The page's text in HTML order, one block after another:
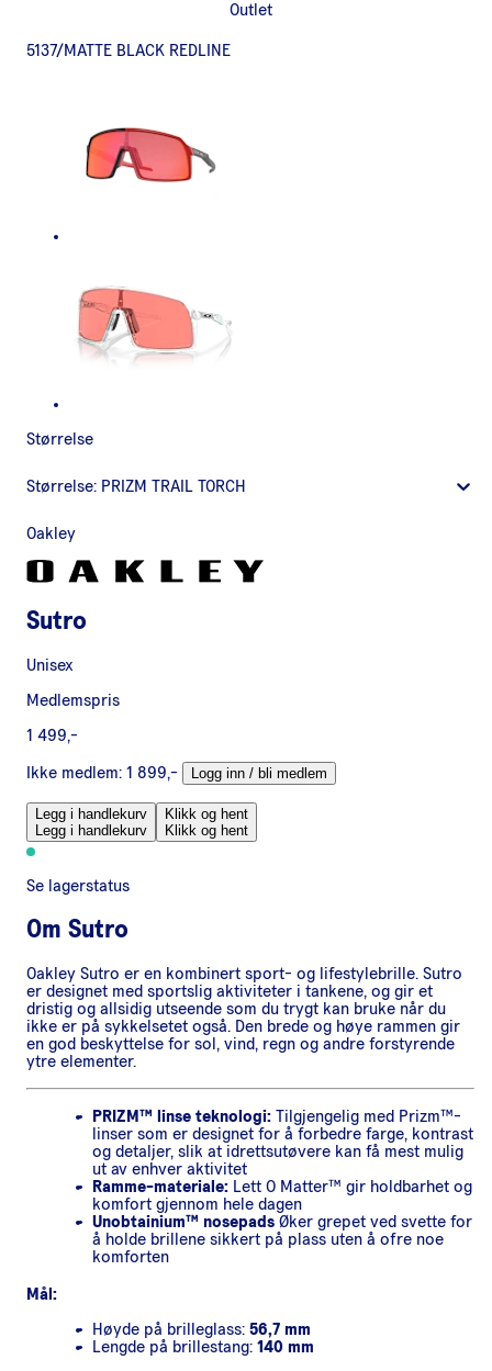
Outlet
5137/MATTE BLACK REDLINE
Størrelse
Størrelse: PRIZM TRAIL TORCH
Oakley
Sutro
Unisex
Medlemspris
1 499,-
Ikke medlem: 1 899,- Logg inn / bli medlem
Legg i handlekurv
Legg i handlekurv
Klikk og hent
Klikk og hent
Se lagerstatus
Om Sutro
Oakley Sutro er en kombinert sport- og lifestylebrille. Sutro
er designet med sportslig aktiviteter i tankene, og gir et
dristig og allsidig utseende som du trygt kan bruke når du
ikke er på sykkelsetet også. Den brede og høye rammen gir
en god beskyttelse for sol, vind, regn og andre forstyrende
ytre elementer.
PRIZM™ linse teknologi: Tilgjengelig med Prizm™-
linser som er designet for å forbedre farge, kontrast
og detaljer, slik at idrettsutøvere kan få mest mulig
ut av enhver aktivitet
Ramme-materiale: Lett O Matter™ gir holdbarhet og
komfort gjennom hele dagen
Unobtainium™ nosepads Øker grepet ved svette for
å holde brillene sikkert på plass uten å ofre noe
komforten
Mål:
Høyde på brilleglass: 56,7 mm
Lengde på brillestang: 140 mm